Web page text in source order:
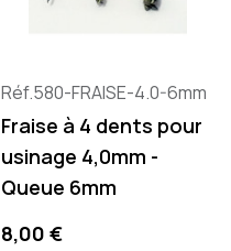
Réf.580-FRAISE-4.0-6mm
Fraise à 4 dents pour
usinage 4,0mm -
Queue 6mm
Preis
8,00 €